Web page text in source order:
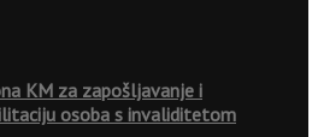
KM za zapošljavanje i
osoba s invaliditetom